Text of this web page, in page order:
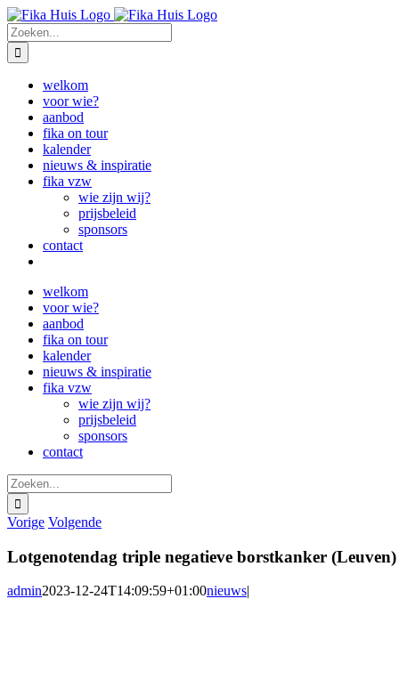
Ga
naar
inhoud
Facebook
Instagram
Zoeken
naar:
welkom
voor wie?
aanbod
fika on tour
kalender
nieuws & inspiratie
fika vzw
wie zijn wij?
prijsbeleid
sponsors
contact
welkom
voor wie?
aanbod
fika on tour
kalender
nieuws & inspiratie
fika vzw
wie zijn wij?
prijsbeleid
sponsors
contact
Zoeken
naar:
Vorige Volgende
Lotgenotendag triple negatieve borstkanker (Leuven)
admin2023-12-24T14:09:59+01:00nieuws|